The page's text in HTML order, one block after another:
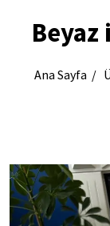
Ana Sayfa